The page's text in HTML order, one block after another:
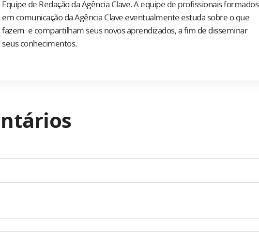
Equipe de Redação da Agência Clave. A equipe de profissionais formados
em comunicação da Agência Clave eventualmente estuda sobre o que
fazem e compartilham seus novos aprendizados, a fim de disseminar
seus conhecimentos.